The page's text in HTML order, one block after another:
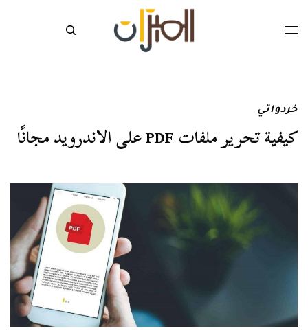
خردواتي
كيفية تحرير ملفات PDF على الاندرويد مجانًا